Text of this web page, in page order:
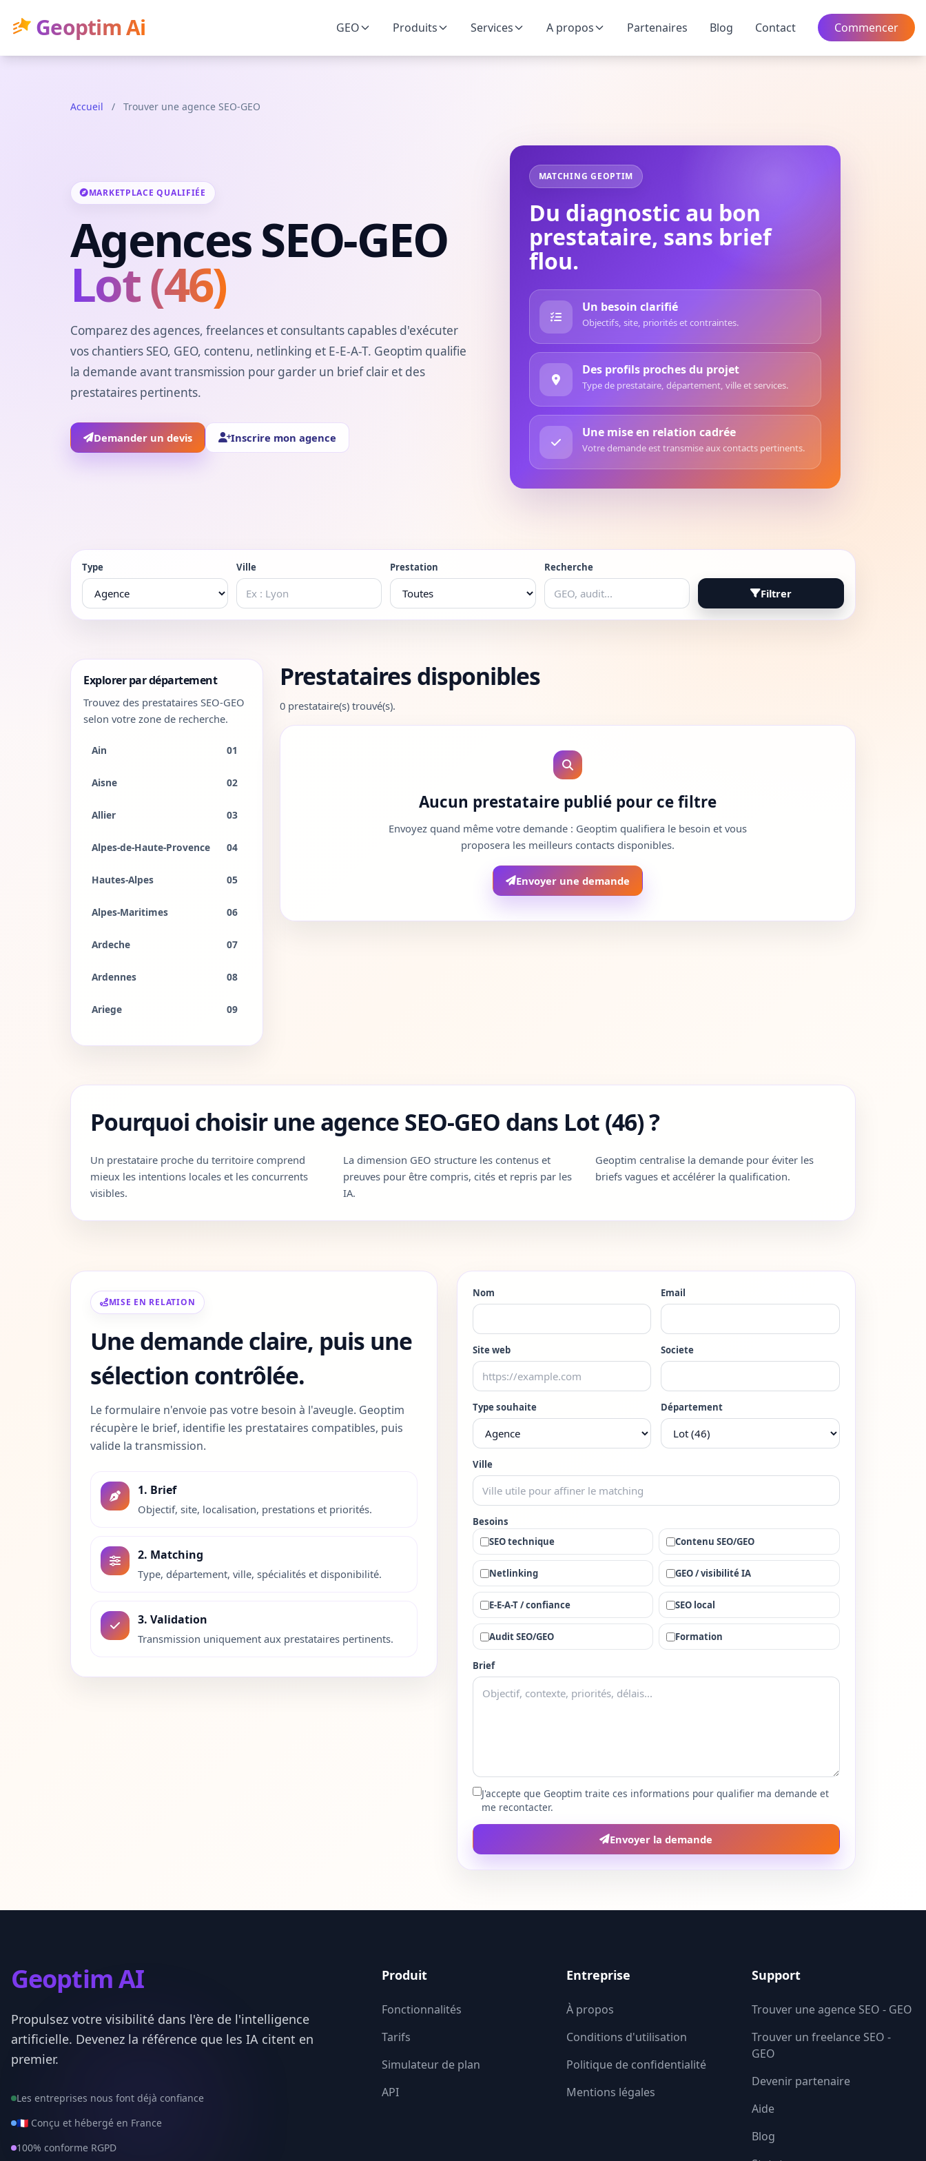
Geoptim Ai GEO Produits Services A propos Partenaires Blog Contact Commencer
Accueil / Trouver une agence SEO-GEO
MARKETPLACE QUALIFIÉE
Agences SEO-GEO
Lot (46)
Comparez des agences, freelances et consultants capables d'exécuter
vos chantiers SEO, GEO, contenu, netlinking et E-E-A-T. Geoptim qualifie
la demande avant transmission pour garder un brief clair et des
prestataires pertinents.
Demander un devis Inscrire mon agence
MATCHING GEOPTIM
Du diagnostic au bon
prestataire, sans brief
flou.
Un besoin clarifié
Objectifs, site, priorités et contraintes.
Des profils proches du projet
Type de prestataire, département, ville et services.
Une mise en relation cadrée
Votre demande est transmise aux contacts pertinents.
Type Ville Prestation Recherche
Filtrer
Explorer par département
Trouvez des prestataires SEO-GEO
selon votre zone de recherche.
Ain 01
Aisne 02
Allier 03
Alpes-de-Haute-Provence 04
Hautes-Alpes 05
Alpes-Maritimes 06
Ardeche 07
Ardennes 08
Ariege 09
Bouches-du-Rhone
Calvados 14
Charente-Maritime 17
Cher
Correze 19
Cote-d-Or 21
Creuse 23
Doubs
Eure
Finistere
Isere
39
Landes 40
Haute-Loire
Prestataires disponibles
0 prestataire(s) trouvé(s).
Aucun prestataire publié pour ce filtre
Envoyez quand même votre demande : Geoptim qualifiera le besoin et vous
proposera les meilleurs contacts disponibles.
Envoyer une demande
Pourquoi choisir une agence SEO-GEO dans Lot (46) ?
Un prestataire proche du territoire comprend
mieux les intentions locales et les concurrents
visibles.
La dimension GEO structure les contenus et
preuves pour être compris, cités et repris par les
IA.
Geoptim centralise la demande pour éviter les
briefs vagues et accélérer la qualification.
MISE EN RELATION
Une demande claire, puis une
sélection contrôlée.
Le formulaire n'envoie pas votre besoin à l'aveugle. Geoptim
récupère le brief, identifie les prestataires compatibles, puis
valide la transmission.
1. Brief
Objectif, site, localisation, prestations et priorités.
2. Matching
Type, département, ville, spécialités et disponibilité.
3. Validation
Transmission uniquement aux prestataires pertinents.
Nom Email
Site web Societe
Type souhaite Département
Ville
Besoins
SEO technique
Contenu SEO/GEO
Netlinking GEO / visibilité IA
E-E-A-T / confiance SEO local
Audit SEO/GEO Formation
Brief
J'accepte que Geoptim traite ces informations pour qualifier ma demande et
me recontacter.
Envoyer la demande
Geoptim AI
Propulsez votre visibilité dans l'ère de l'intelligence
artificielle. Devenez la référence que les IA citent en
premier.
Les entreprises nous font déjà confiance
🇫🇷 Conçu et hébergé en France
100% conforme RGPD
Produit
Fonctionnalités
Tarifs
Simulateur de plan
API
Entreprise
À propos
Conditions d'utilisation
Politique de confidentialité
Mentions légales
Support
Trouver une agence SEO - GEO
Trouver un freelance SEO -
GEO
Devenir partenaire
Aide
Blog